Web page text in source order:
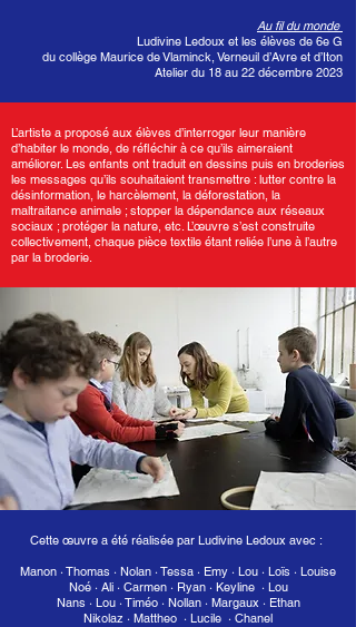
Au fil du monde
Ludivine Ledoux et les élèves de 6e G
du collège Maurice de Vlaminck, Verneuil d’Avre et d’Iton
Atelier du 18 au 22 décembre 2023
L’artiste a proposé aux élèves d’interroger leur manière
d’habiter le monde, de réﬂéchir à ce qu’ils aimeraient
améliorer. Les enfants ont traduit en dessins puis en broderies
les messages qu’ils souhaitaient transmettre : lutter contre la
désinformation, le harcèlement, la déforestation, la
maltraitance animale ; stopper la dépendance aux réseaux
sociaux ; protéger la nature, etc. L’œuvre s’est construite
collectivement, chaque pièce textile étant reliée l’une à l’autre
par la broderie.
Cette œuvre a été réalisée par Ludivine Ledoux avec :
Manon · Thomas · Nolan · Tessa · Emy · Lou · Loïs · Louise
Noé · Ali · Carmen · Ryan · Keyline · Lou
Nans · Lou · Timéo · Nollan · Margaux · Ethan
Nikolaz · Mattheo · Lucile · Chanel